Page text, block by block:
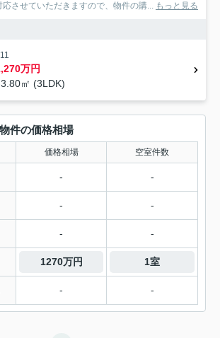
させていただきますので、物件の購... もっと見る
万円
㎡ (3LDK)
件の価格相場
価格相場 空室件数
- -
- -
- -
1270万円 1室
- -